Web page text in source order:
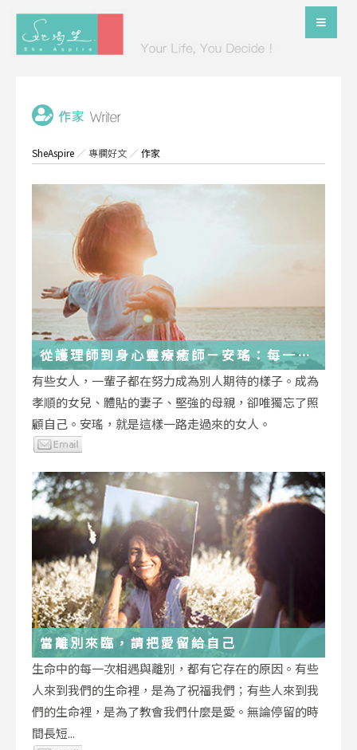
SheAspire ／專欄好文 ／作家
從護理師到身心靈療癒師－安瑤：每一段
低谷，都能成為重生的起點
有些女人，一輩子都在努力成為別人期待的樣子。成為
孝順的女兒、體貼的妻子、堅強的母親，卻唯獨忘了照
顧自己。安瑤，就是這樣一路走過來的女人。
當離別來臨，請把愛留給自己
生命中的每一次相遇與離別，都有它存在的原因。有些
人來到我們的生命裡，是為了祝福我們；有些人來到我
們的生命裡，是為了教會我們什麼是愛。無論停留的時
間長短...